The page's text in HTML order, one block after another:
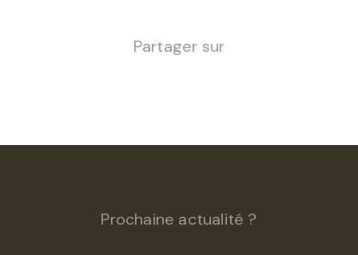
Partager sur
Prochaine actualité ?